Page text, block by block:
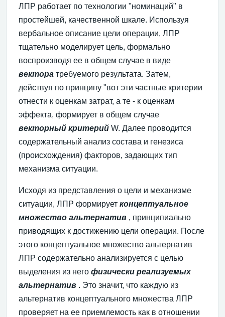
ЛПР работает по технологии "номинаций" в
простейшей, качественной шкале. Используя
вербальное описание цели операции, ЛПР
тщательно моделирует цель, формально
воспроизводя ее в общем случае в виде
вектора требуемого результата. Затем,
действуя по принципу "вот эти частные критерии
отнести к оценкам затрат, а те - к оценкам
эффекта, формирует в общем случае
векторный критерий W. Далее проводится
содержательный анализ состава и генезиса
(происхождения) факторов, задающих тип
механизма ситуации.
Исходя из представления о цели и механизме
ситуации, ЛПР формирует концептуальное
множество альтернатив , принципиально
приводящих к достижению цели операции. После
этого концептуальное множество альтернатив
ЛПР содержательно анализируется с целью
выделения из него физически реализуемых
альтернатив . Это значит, что каждую из
альтернатив концептуального множества ЛПР
проверяет на ее приемлемость как в отношении